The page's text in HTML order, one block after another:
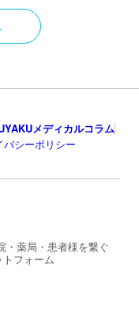
メディカルコラム
バシーポリシー
・薬局・患者様を繋ぐ
フォーム